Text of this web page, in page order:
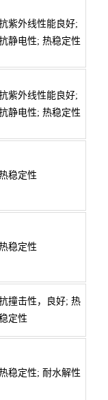
紫外线性能良好;
静电性; 热稳定性
紫外线性能良好;
静电性; 热稳定性
稳定性
稳定性
撞击性，良好; 热
定性
稳定性; 耐水解性